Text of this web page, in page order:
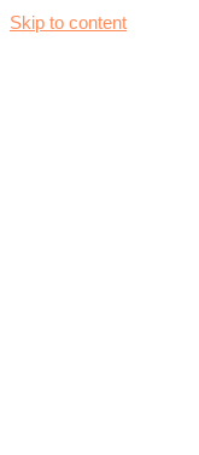
Skip to content